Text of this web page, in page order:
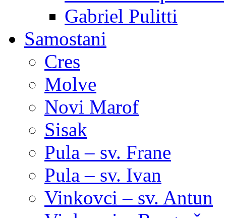
Gabriel Pulitti
Samostani
Cres
Molve
Novi Marof
Sisak
Pula – sv. Frane
Pula – sv. Ivan
Vinkovci – sv. Antun